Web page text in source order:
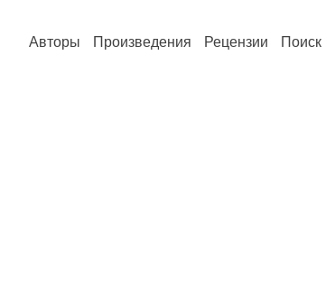
Авторы Произведения Рецензии Поиск